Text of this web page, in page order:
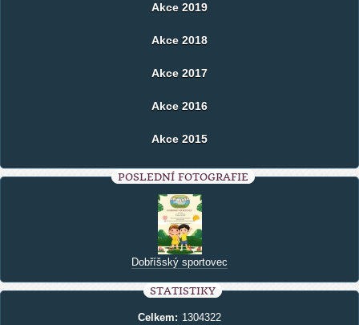
Akce 2019
Akce 2018
Akce 2017
Akce 2016
Akce 2015
POSLEDNÍ FOTOGRAFIE
Dobříšský sportovec
STATISTIKY
Celkem: 1304322